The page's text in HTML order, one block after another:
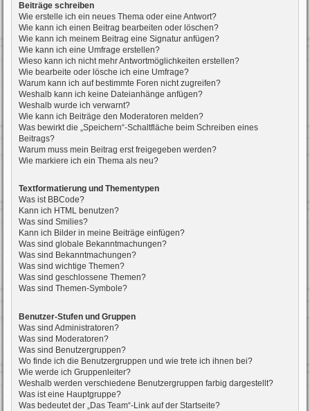
Beiträge schreiben
Wie erstelle ich ein neues Thema oder eine Antwort?
Wie kann ich einen Beitrag bearbeiten oder löschen?
Wie kann ich meinem Beitrag eine Signatur anfügen?
Wie kann ich eine Umfrage erstellen?
Wieso kann ich nicht mehr Antwortmöglichkeiten erstellen?
Wie bearbeite oder lösche ich eine Umfrage?
Warum kann ich auf bestimmte Foren nicht zugreifen?
Weshalb kann ich keine Dateianhänge anfügen?
Weshalb wurde ich verwarnt?
Wie kann ich Beiträge den Moderatoren melden?
Was bewirkt die „Speichern“-Schaltfläche beim Schreiben eines
Beitrags?
Warum muss mein Beitrag erst freigegeben werden?
Wie markiere ich ein Thema als neu?
Textformatierung und Thementypen
Was ist BBCode?
Kann ich HTML benutzen?
Was sind Smilies?
Kann ich Bilder in meine Beiträge einfügen?
Was sind globale Bekanntmachungen?
Was sind Bekanntmachungen?
Was sind wichtige Themen?
Was sind geschlossene Themen?
Was sind Themen-Symbole?
Benutzer-Stufen und Gruppen
Was sind Administratoren?
Was sind Moderatoren?
Was sind Benutzergruppen?
Wo finde ich die Benutzergruppen und wie trete ich ihnen bei?
Wie werde ich Gruppenleiter?
Weshalb werden verschiedene Benutzergruppen farbig dargestellt?
Was ist eine Hauptgruppe?
Was bedeutet der „Das Team“-Link auf der Startseite?